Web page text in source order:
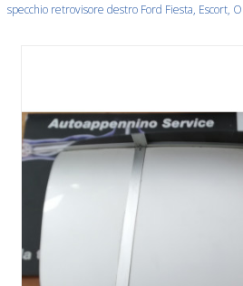
specchio retrovisore destro Ford Fiesta, Escort,